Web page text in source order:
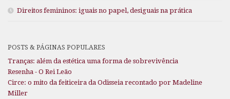
Direitos femininos: iguais no papel, desiguais na prática
POSTS & PÁGINAS POPULARES
Tranças: além da estética uma forma de sobrevivência
Resenha - O Rei Leão
Circe: o mito da feiticeira da Odisseia recontado por Madeline
Miller